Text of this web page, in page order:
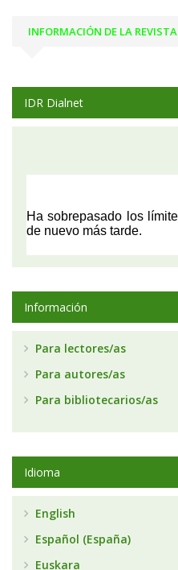
INFORMACIÓN DE LA REVISTA
IDR Dialnet
Información
Para lectores/as
Para autores/as
Para bibliotecarios/as
Idioma
English
Español (España)
Euskara